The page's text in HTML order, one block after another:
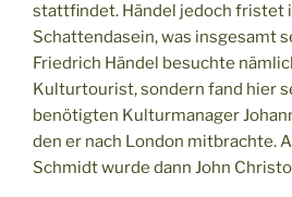
stattfindet. Händel jedoch fristet
Schattendasein, was insgesamt
Friedrich Händel besuchte
Kulturtourist, sondern fand hier
benötigten Kulturmanager
den er nach London mitbrachte.
Schmidt wurde dann John